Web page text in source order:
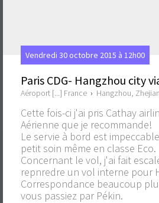
Vendredi 30 octobre 2015 à 12h00
Paris CDG- Hangzhou city
Aéroport [...] France › Hangzhou,
Cette fois-ci j'ai pris Cathay
Aérienne que je recommande!
Le servie à bord est
petit soin même en classe Eco.
Concernant le vol, j'ai fait
repnredre un vol interne pour
Correspondance beaucoup
vous passiez par Pékin.